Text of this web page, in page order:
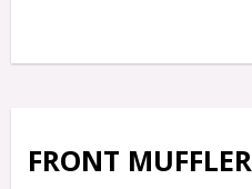
FRONT